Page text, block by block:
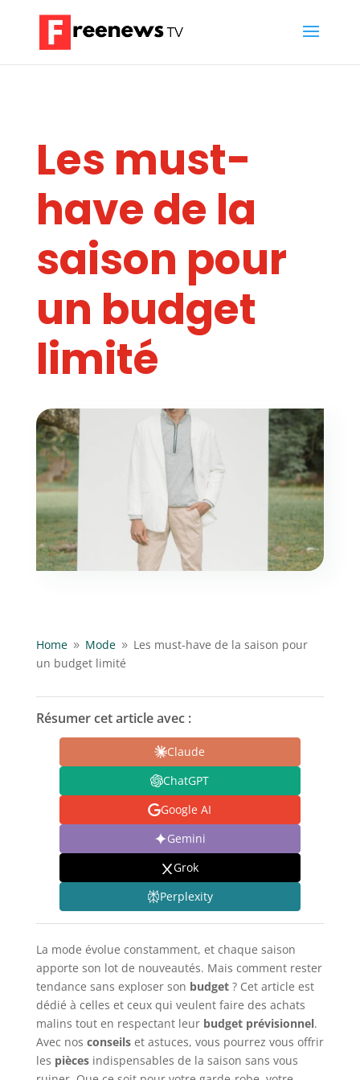
Les must-
have de la
saison pour
un budget
limité
Home 9 Mode 9 Les must-have de la saison pour
un budget limité
Résumer cet article avec :
Claude
ChatGPT
Google AI
Gemini
Grok
Perplexity
La mode évolue constamment, et chaque saison
apporte son lot de nouveautés. Mais comment rester
tendance sans exploser son budget? Cet article est
dédié à celles et ceux qui veulent faire des achats
malins tout en respectant leur budget prévisionnel.
Avec nos conseilset astuces, vous pourrez vous offrir
les piècesindispensables de la saison sans vous